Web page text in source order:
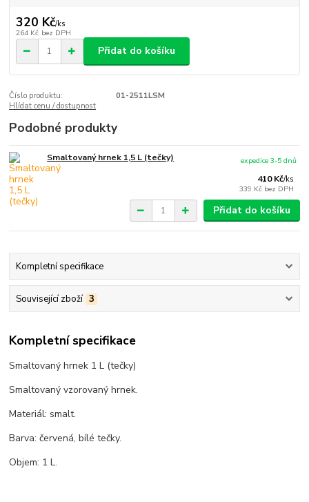
320 Kč/ks
264 Kč bez DPH
Přidat do košíku
Číslo produktu:
01-2511LSM
Hlídat cenu / dostupnost
Podobné produkty
Smaltovaný hrnek 1,5 L (tečky)
410 Kč/ks
339 Kč bez DPH
expedice 3-5 dnů
Přidat do košíku
Kompletní specifikace
Související zboží 3
Kompletní specifikace
Smaltovaný hrnek 1 L (tečky)
Smaltovaný vzorovaný hrnek.
Materiál: smalt.
Barva: červená, bílé tečky.
Objem: 1 L.